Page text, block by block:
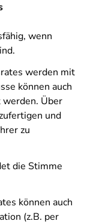
wenn
werden mit
können auch
Über
und
zu
die Stimme
können auch
(z.B. per